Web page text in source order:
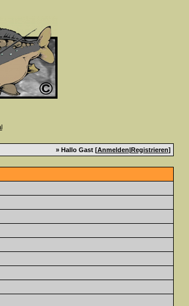
» Hallo Gast [Anmelden|Registrieren]